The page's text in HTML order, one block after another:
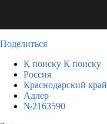
Поделиться
К поиску К поиску
Россия
Краснодарский край
Адлер
№2163590